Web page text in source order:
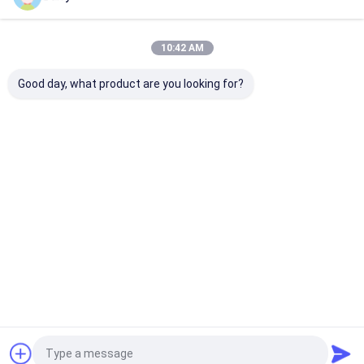
10:42 AM
Good day, what product are you looking for?